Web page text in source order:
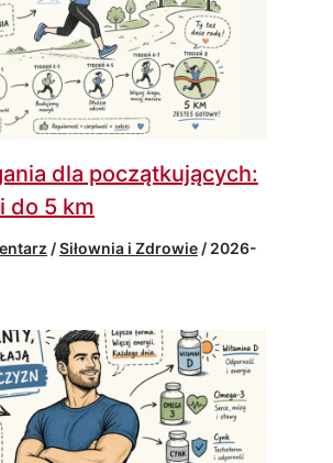
dla początkujących:
do 5 km
/Siłownia i Zdrowie / 2026-